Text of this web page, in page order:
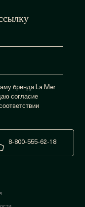
бренда La Mer
согласие
8-800-555-62-18